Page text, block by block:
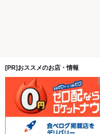
[PR]おススメのお店・情報